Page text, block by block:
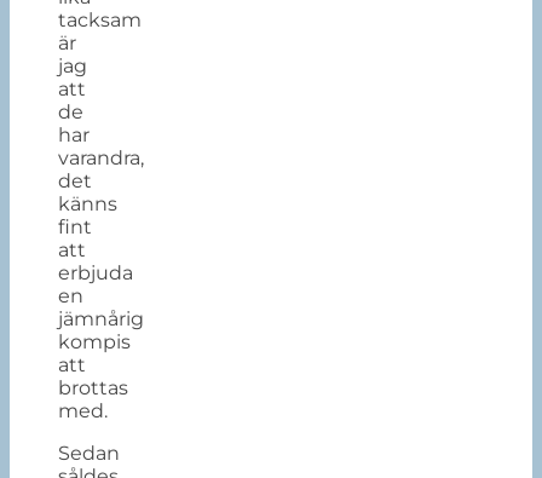
tacksam
är
jag
att
de
har
varandra,
det
känns
fint
att
erbjuda
en
jämnårig
kompis
att
brottas
med.
Sedan